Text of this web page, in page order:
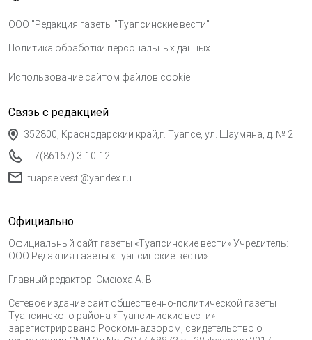
ООО "Редакция газеты "Туапсинские вести"
Политика обработки персональных данных
Использование сайтом файлов cookie
Связь с редакцией
352800, Краснодарский край,г. Туапсе, ул. Шаумяна, д. № 2
+7(86167) 3-10-12
tuapse.vesti@yandex.ru
Официально
Официальный сайт газеты «Туапсинские вести» Учредитель:
ООО Редакция газеты «Туапсинские вести»
Главный редактор: Смеюха А. В.
Сетевое издание сайт общественно-политической газеты
Туапсинского района «Туапсиниские вести»
зарегистрировано Роскомнадзором, свидетельство о